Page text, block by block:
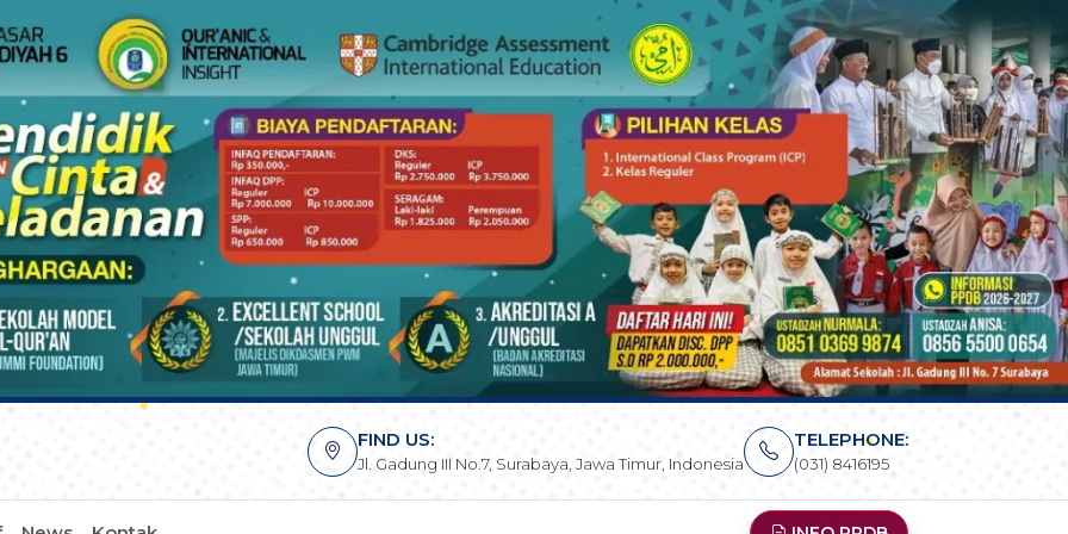
FIND US:
Jl. Gadung III No.7, Surabaya, Jawa Timur, Indonesia
TELEPHONE:
(031) 8416195